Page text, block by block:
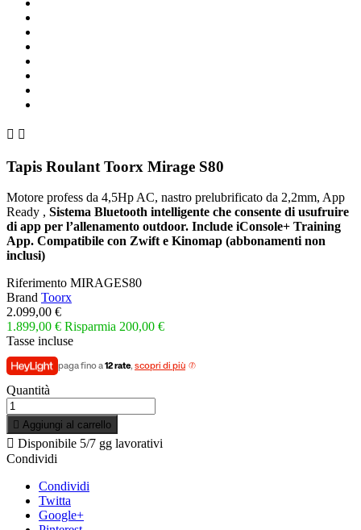
 
Tapis Roulant Toorx Mirage S80
Motore profess da 4,5Hp AC, nastro prelubrificato da 2,2mm, App
Ready , Sistema Bluetooth intelligente che consente di usufruire
di app per l’allenamento outdoor. Include iConsole+ Training
App. Compatibile con Zwift e Kinomap (abbonamenti non
inclusi)
Riferimento MIRAGES80
Brand Toorx
2.099,00 €
1.899,00 € Risparmia 200,00 €
Tasse incluse
paga fino a12 rate, scopri di più
Quantità
 Aggiungi al carrello
 Disponibile 5/7 gg lavorativi
Condividi
Condividi
Twitta
Google+